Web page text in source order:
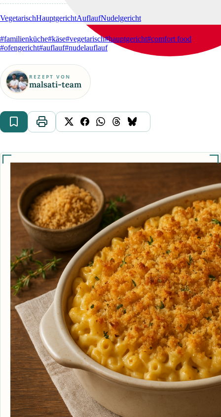
VegetarischHauptgerichtAuflaufNudelgericht
#familienküche#käse#vegetarisch#hauptgericht#comfort food
#ofengericht#auflauf#nudelauflauf
REZEPT VON
malsati-team